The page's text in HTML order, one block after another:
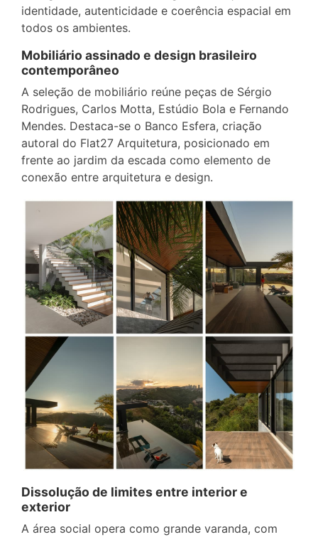
identidade, autenticidade e coerência espacial em
todos os ambientes.
Mobiliário assinado e design brasileiro
contemporâneo
A seleção de mobiliário reúne peças de Sérgio
Rodrigues, Carlos Motta, Estúdio Bola e Fernando
Mendes. Destaca-se o Banco Esfera, criação
autoral do Flat27 Arquitetura, posicionado em
frente ao jardim da escada como elemento de
conexão entre arquitetura e design.
Dissolução de limites entre interior e
exterior
A área social opera como grande varanda, com